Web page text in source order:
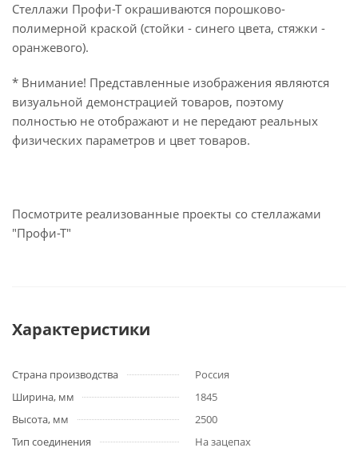
Стеллажи Профи-Т окрашиваются порошково-
полимерной краской (стойки - синего цвета, стяжки -
оранжевого).
* Внимание! Представленные изображения являются
визуальной демонстрацией товаров, поэтому
полностью не отображают и не передают реальных
физических параметров и цвет товаров.
Посмотрите реализованные проекты со стеллажами
"Профи-Т"
Характеристики
Страна производства
Россия
Ширина, мм
1845
Высота, мм
2500
Тип соединения
На зацепах